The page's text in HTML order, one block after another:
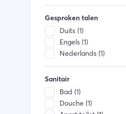
Diepvries (1)
Gesproken talen
Duits (1)
Engels (1)
Nederlands (1)
Sanitair
Bad (1)
Douche (1)